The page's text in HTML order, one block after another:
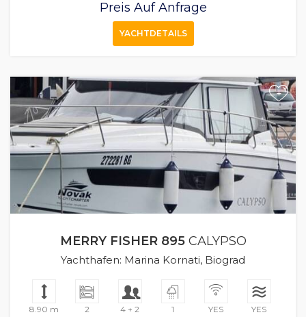
Preis Auf Anfrage
YACHTDETAILS
+
MERRY FISHER 895CALYPSO
Yachthafen: Marina Kornati, Biograd
8.90 m 2 4 + 2 1 YES YES